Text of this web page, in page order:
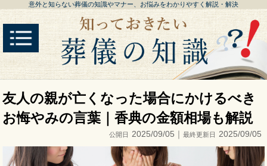
意外と知らない葬儀の知識やマナー、お悩みをわかりやすく解説・解決
友人の親が亡くなった場合にかけるべき
お悔やみの言葉｜香典の金額相場も解説
公開日 2025/09/05｜ 最終更新日 2025/09/05